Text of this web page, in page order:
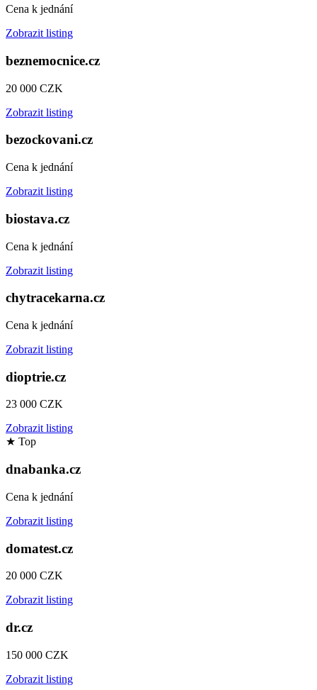
Cena k jednání
Zobrazit listing
beznemocnice.cz
20 000 CZK
Zobrazit listing
bezockovani.cz
Cena k jednání
Zobrazit listing
biostava.cz
Cena k jednání
Zobrazit listing
chytracekarna.cz
Cena k jednání
Zobrazit listing
dioptrie.cz
23 000 CZK
Zobrazit listing
★ Top
dnabanka.cz
Cena k jednání
Zobrazit listing
domatest.cz
20 000 CZK
Zobrazit listing
dr.cz
150 000 CZK
Zobrazit listing